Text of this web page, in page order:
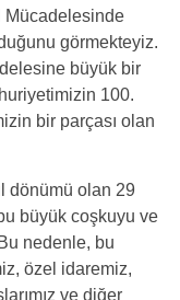
Mücadelesinde
görmekteyiz.
büyük bir
100.
bir parçası olan
dönümü olan 29
büyük coşkuyu ve
nedenle, bu
özel idaremiz,
ve diğer